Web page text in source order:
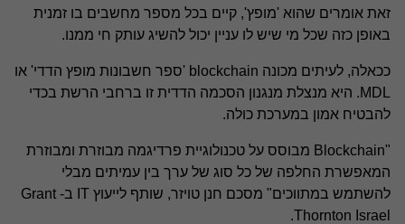
זאת אומרים שהוא 'מופץ', קיים בכל מספר מחשבים בו זמנית
באופן כזה שכל מי שיש לו עניין יכול להשיג עותק חי ממנו.
ככאלה, לעיתים מכונה blockchain 'ספר חשבונות מופץ הדדי' או
MDL. היא מנצלת מנגנון הסכמה הדדית זו ברחבי הרשת בכדי
להבטיח אמון במערכת כולה.
"Blockchain מבוסס על טכנולוגיית פרדיגמה מבוזרת ומבוזרת
המאפשרת החלפה של כל סוג של ערך בין עמיתים מבלי
להשתמש במתווכים" מסכם חנן טויזר, שותף לייעוץ IT ב- Grant
Thornton Israel.